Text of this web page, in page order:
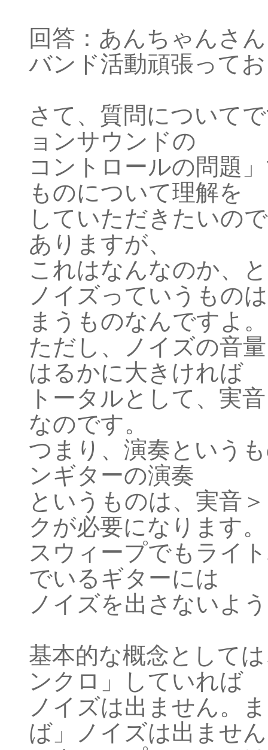
回答：あんちゃんさ
バンド活動頑張って
さて、質問について
ョンサウンドの
コントロールの問題
ものについて理解を
していただきたいの
ありますが、
これはなんなのか、
ノイズっていうもの
まうものなんですよ。
ただし、ノイズの音
はるかに大きければ
トータルとして、実
なのです。
つまり、演奏という
ンギターの演奏
というものは、実音
クが必要になります。
スウィープでもライ
でいるギターには
ノイズを出さないよ
基本的な概念として
ンクロ」していれば
ノイズは出ません。
ば」ノイズは出ませ